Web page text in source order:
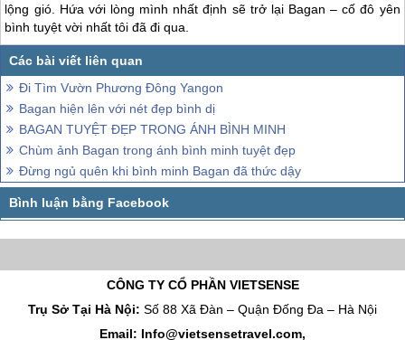
lộng gió. Hứa với lòng mình nhất định sẽ trở lại Bagan – cố đô yên
bình tuyệt vời nhất tôi đã đi qua.
Đi Tìm Vườn Phương Đông Yangon
Bagan hiện lên với nét đẹp bình dị
BAGAN TUYỆT ĐẸP TRONG ÁNH BÌNH MINH
Chùm ảnh Bagan trong ánh bình minh tuyệt đẹp
Đừng ngủ quên khi bình minh Bagan đã thức dậy
CÔNG TY CỔ PHẦN VIETSENSE
Trụ Sở Tại Hà Nội: Số 88 Xã Đàn – Quận Đống Đa – Hà Nội
Email: Info@vietsensetravel.com,